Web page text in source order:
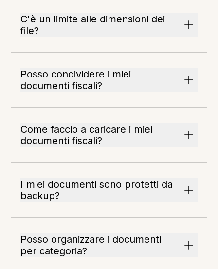
C'è un limite alle dimensioni dei
file?
Posso condividere i miei
documenti fiscali?
Come faccio a caricare i miei
documenti fiscali?
I miei documenti sono protetti da
backup?
Posso organizzare i documenti
per categoria?